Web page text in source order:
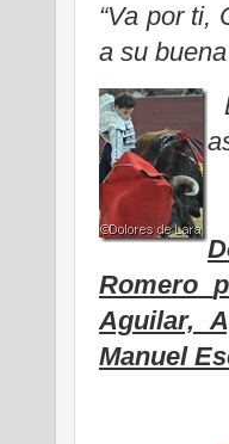
“Va por ti,
a su
Romero
Aguilar,
Manuel